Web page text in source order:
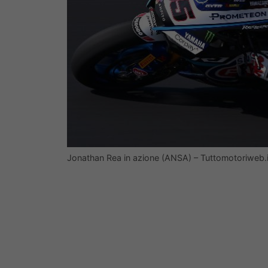
Jonathan Rea in azione (ANSA) –